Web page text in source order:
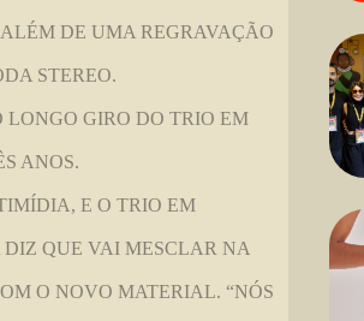
DE UMA REGRAVAÇÃO
STEREO.
LONGO GIRO DO TRIO EM
ANOS.
E O TRIO EM
DIZ QUE VAI MESCLAR NA
O NOVO MATERIAL. “NÓS